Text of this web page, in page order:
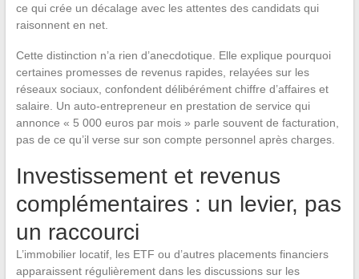
ce qui crée un décalage avec les attentes des candidats qui
raisonnent en net.
Cette distinction n’a rien d’anecdotique. Elle explique pourquoi
certaines promesses de revenus rapides, relayées sur les
réseaux sociaux, confondent délibérément chiffre d’affaires et
salaire. Un auto-entrepreneur en prestation de service qui
annonce « 5 000 euros par mois » parle souvent de facturation,
pas de ce qu’il verse sur son compte personnel après charges.
Investissement et revenus
complémentaires : un levier, pas
un raccourci
L’immobilier locatif, les ETF ou d’autres placements financiers
apparaissent régulièrement dans les discussions sur les